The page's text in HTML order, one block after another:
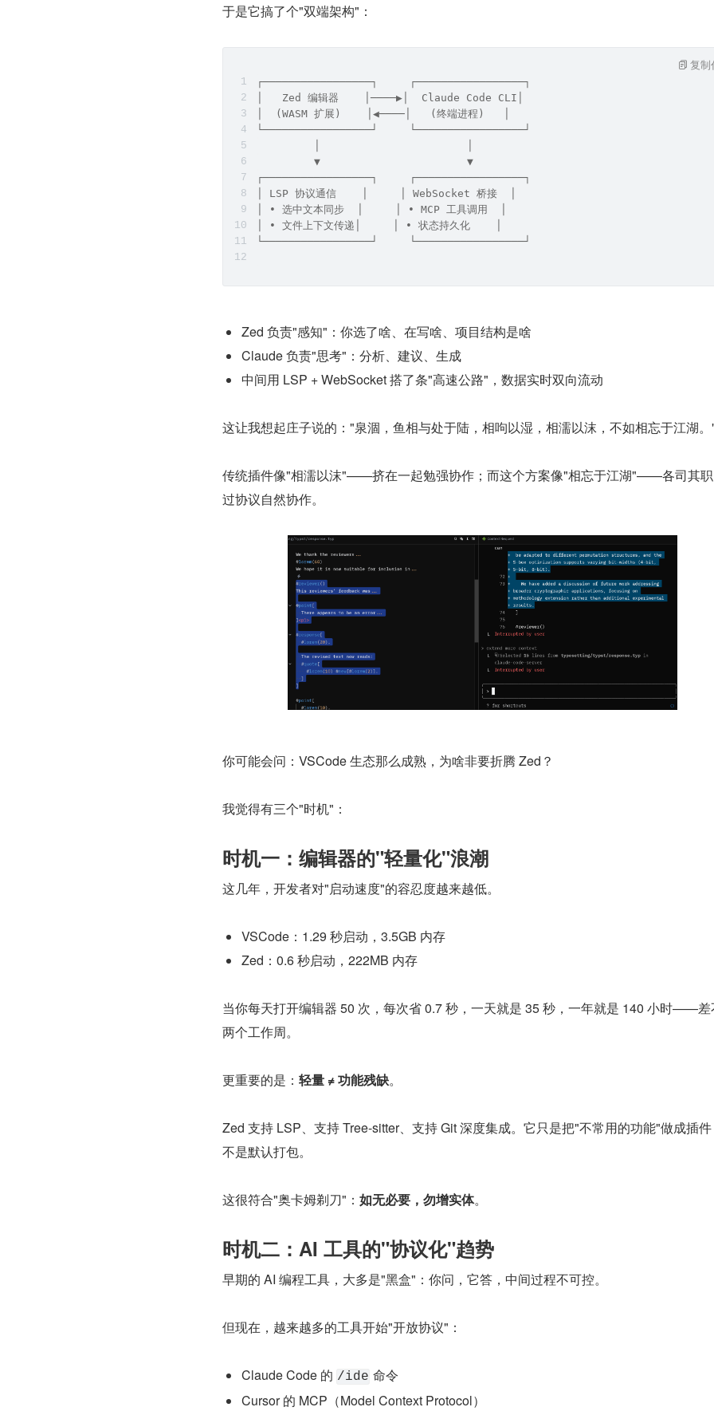
于是它搞了个"双端架构"：
┌─────────────────┐     ┌─────────────────┐
│   Zed 编辑器    │────▶│  Claude Code CLI│
│  (WASM 扩展)    │◀────│   (终端进程)   │
└─────────────────┘     └─────────────────┘
         ▼                       ▼
┌─────────────────┐     ┌─────────────────┐
│ LSP 协议通信    │     │ WebSocket 桥接  │
│ • 选中文本同步  │     │ • MCP 工具调用  │
│ • 文件上下文传递│     │ • 状态持久化    │
└─────────────────┘     └─────────────────┘
复制
Zed 负责"感知"：你选了啥、在写啥、项目结构是啥
Claude 负责"思考"：分析、建议、生成
中间用 LSP + WebSocket 搭了条"高速公路"，数据实时双向流动
这让我想起庄子说的："泉涸，鱼相与处于陆，相呴以湿，相濡以沫，不如相忘于江湖
传统插件像"相濡以沫"——挤在一起勉强协作；而这个方案像"相忘于江湖"——各司其
过协议自然协作。
你可能会问：VSCode 生态那么成熟，为啥非要折腾 Zed？
我觉得有三个"时机"：
时机一：编辑器的"轻量化"浪潮
这几年，开发者对"启动速度"的容忍度越来越低。
VSCode：1.29 秒启动，3.5GB 内存
Zed：0.6 秒启动，222MB 内存
当你每天打开编辑器 50 次，每次省 0.7 秒，一天就是 35 秒，一年就是 140 小时——差
两个工作周。
更重要的是： 轻量 ≠ 功能残缺。
Zed 支持 LSP、支持 Tree-sitter、支持 Git 深度集成。它只是把"不常用的功能"做成插
不是默认打包。
这很符合"奥卡姆剃刀"： 如无必要，勿增实体。
时机二：AI 工具的"协议化"趋势
早期的 AI 编程工具，大多是"黑盒"：你问，它答，中间过程不可控。
但现在，越来越多的工具开始"开放协议"：
Claude Code 的 /ide 命令
Cursor 的 MCP（Model Context Protocol）